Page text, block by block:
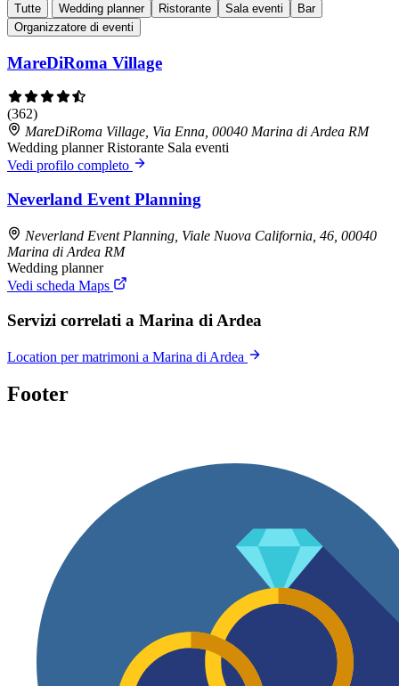
Tutte Wedding planner Ristorante Sala eventi
Bar
Organizzatore di eventi
MareDiRoma Village
(362)
MareDiRoma Village, Via Enna, 00040 Marina di Ardea RM
Wedding plannerRistorante Sala eventi
Vedi profilo completo
Neverland Event Planning
Neverland Event Planning, Viale Nuova California, 46, 00040
Marina di Ardea RM
Wedding planner
Vedi scheda Maps
Servizi correlati a Marina di Ardea
Location per matrimoni a Marina di Ardea
Footer